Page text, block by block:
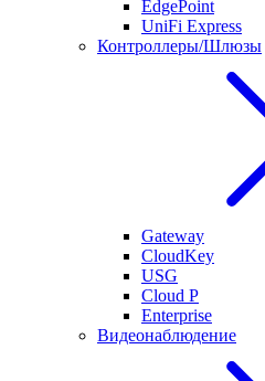
EdgePoint
UniFi Express
Контроллеры/Шлюзы
Gateway
CloudKey
USG
Cloud P
Enterprise
Видеонаблюдение